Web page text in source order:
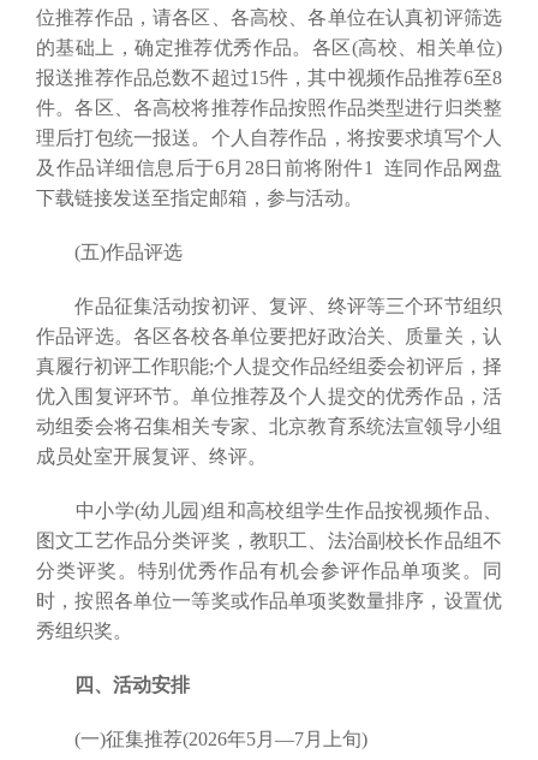
位推荐作品，请各区、各高校、各单位在认真初评筛选
的基础上，确定推荐优秀作品。各区(高校、相关单位)
报送推荐作品总数不超过15件，其中视频作品推荐6至8
件。各区、各高校将推荐作品按照作品类型进行归类整
理后打包统一报送。个人自荐作品，将按要求填写个人
及作品详细信息后于6月28日前将附件1 连同作品网盘
下载链接发送至指定邮箱，参与活动。
(五)作品评选
作品征集活动按初评、复评、终评等三个环节组织
作品评选。各区各校各单位要把好政治关、质量关，认
真履行初评工作职能;个人提交作品经组委会初评后，择
优入围复评环节。单位推荐及个人提交的优秀作品，活
动组委会将召集相关专家、北京教育系统法宣领导小组
成员处室开展复评、终评。
中小学(幼儿园)组和高校组学生作品按视频作品、
图文工艺作品分类评奖，教职工、法治副校长作品组不
分类评奖。特别优秀作品有机会参评作品单项奖。同
时，按照各单位一等奖或作品单项奖数量排序，设置优
秀组织奖。
四、活动安排
(一)征集推荐(2026年5月—7月上旬)